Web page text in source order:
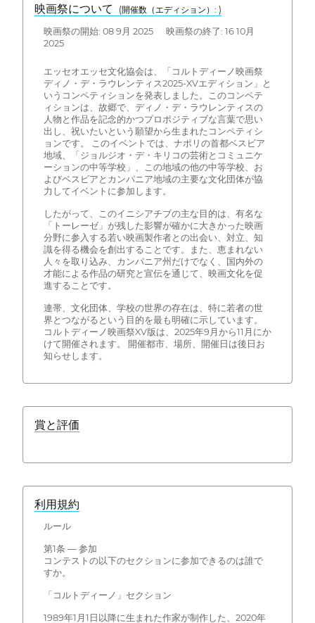
映画祭について (開催数（エディション）: )
映画祭の開始: 08 9月 2025 映画祭の終了: 16 10月
2025
エッセオエッセ文化協会は、「コルトディーノ映画祭
ディノ・デ・ラウレンティス2025-XVエディション」と
いうコンペティションを発表しました。このコンペテ
ィションは、故郷で、ディノ・デ・ラウレンティスの
人物と作品を記念的かつプロポジティブな言葉で思い
出し、祝いたいという願望から生まれたコンペティシ
ョンです。 このイベントでは、ナポリの首都ベスビア
地域、「ジョルジオ・デ・キリコの芸術とコミュニケ
ーションの中等学校」、この地域の他の中等学校、お
よびベスビアとカンパニア地域の主要な文化団体が協
力してイベントに参加します。
したがって、このイニシアチブの主な目的は、有名な
「トーレーゼ」が残した影響が確かに大きかった映画
分野に参入する若い映画製作者との出会い、対立、知
識を得る機会を創出することです。また、恵まれない
人々を取り込み、カンパニア州だけでなく、国内外の
才能による作品の研究と宣伝を通じて、映画文化を促
進することです。
連帯、文化団体、学校の世界の存在は、特に若者の世
界とつながるという目的を最も明確に示しています。
コルトディーノ映画祭XV版は、2025年9月から11月にか
けて開催されます。 開催都市、場所、開催日は後日お
知らせします。
賞と評価
利用規約
ルール
第1条 — 参加
コンテストの以下のセクションに参加できるのは誰で
すか。
「コルトディーノ」セクション
1989年1月1日以降に生まれた作家が制作した、2020年